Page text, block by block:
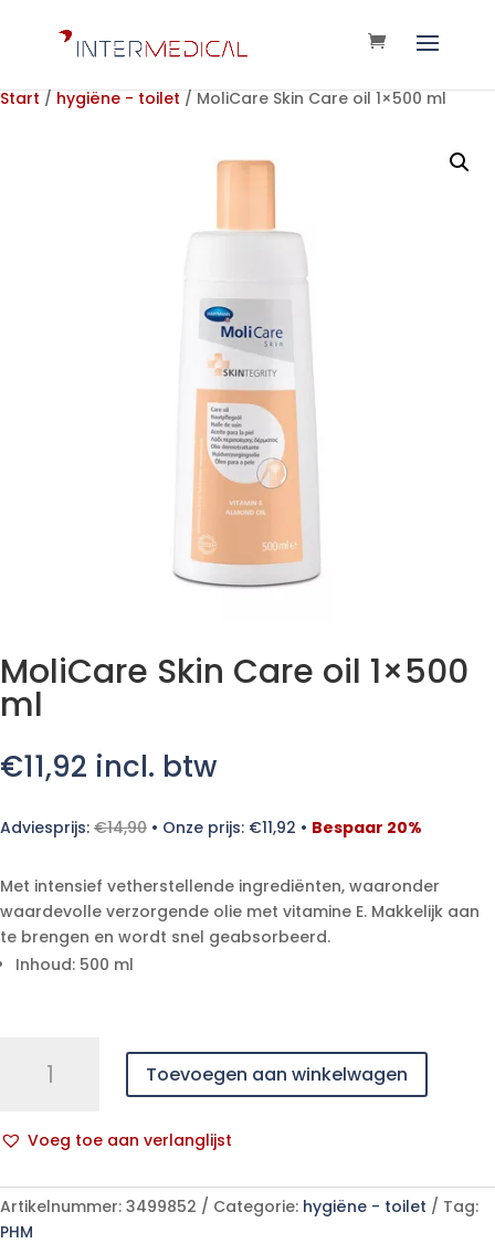
Start / hygiëne - toilet / MoliCare Skin Care oil 1×500 ml
MoliCare Skin Care oil 1×500
ml
€11,92 incl. btw
Adviesprijs: €14,90 • Onze prijs: €11,92 • Bespaar 20%
Met intensief vetherstellende ingrediënten, waaronder
waardevolle verzorgende olie met vitamine E. Makkelijk aan
te brengen en wordt snel geabsorbeerd.
Inhoud: 500 ml
1x500
aantal
Toevoegen aan winkelwagen
Voeg toe aan verlanglijst
l
t
e
Artikelnummer: 3499852 Categorie: hygiëne - toilet
Tag:
PHM